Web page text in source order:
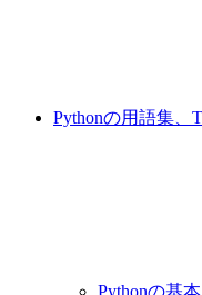
Pythonの用語集、
Pythonの基本